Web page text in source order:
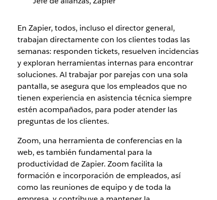
En Zapier, todos, incluso el director general,
trabajan directamente con los clientes todas las
semanas: responden tickets, resuelven incidencias
y exploran herramientas internas para encontrar
soluciones. Al trabajar por parejas con una sola
pantalla, se asegura que los empleados que no
tienen experiencia en asistencia técnica siempre
estén acompañados, para poder atender las
preguntas de los clientes.
Zoom, una herramienta de conferencias en la
web, es también fundamental para la
productividad de Zapier. Zoom facilita la
formación e incorporación de empleados, así
como las reuniones de equipo y de toda la